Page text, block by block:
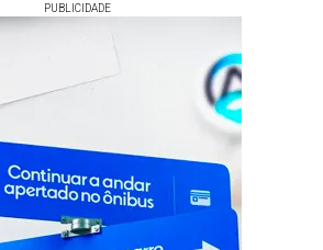
PUBLICIDADE